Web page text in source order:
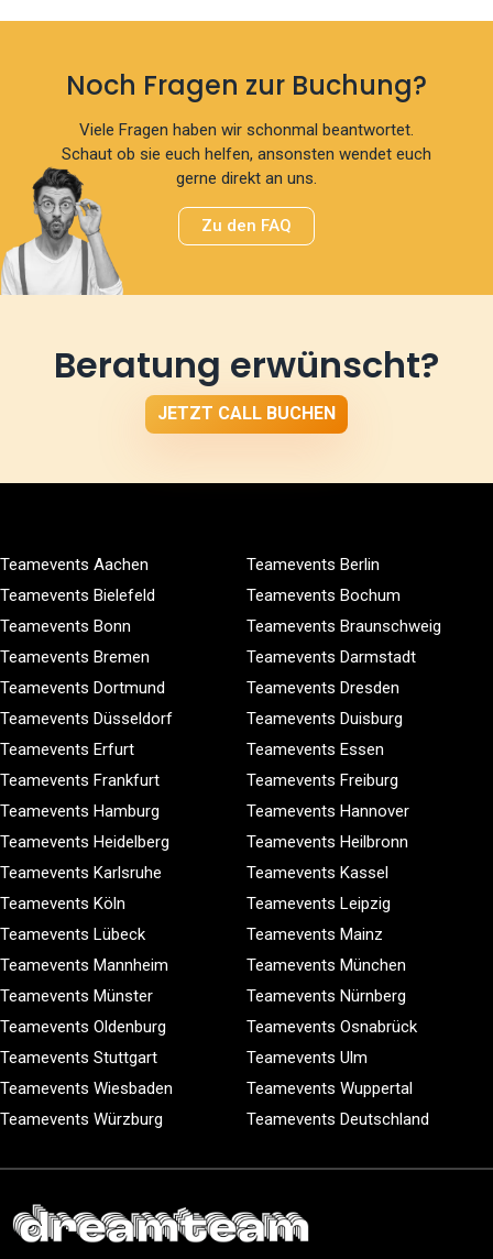
Noch Fragen zur Buchung?
Viele Fragen haben wir schonmal beantwortet.
Schaut ob sie euch helfen, ansonsten wendet euch
gerne direkt an uns.
Zu den FAQ
Beratung erwünscht?
JETZT CALL BUCHEN
Teamevents Aachen
Teamevents Berlin
Teamevents Bielefeld
Teamevents Bochum
Teamevents Bonn
Teamevents Braunschweig
Teamevents Bremen
Teamevents Darmstadt
Teamevents Dortmund
Teamevents Dresden
Teamevents Düsseldorf
Teamevents Duisburg
Teamevents Erfurt
Teamevents Essen
Teamevents Frankfurt
Teamevents Freiburg
Teamevents Hamburg
Teamevents Hannover
Teamevents Heidelberg
Teamevents Heilbronn
Teamevents Karlsruhe
Teamevents Kassel
Teamevents Köln
Teamevents Leipzig
Teamevents Lübeck
Teamevents Mainz
Teamevents Mannheim
Teamevents München
Teamevents Münster
Teamevents Nürnberg
Teamevents Oldenburg
Teamevents Osnabrück
Teamevents Stuttgart
Teamevents Ulm
Teamevents Wiesbaden
Teamevents Wuppertal
Teamevents Würzburg
Teamevents Deutschland